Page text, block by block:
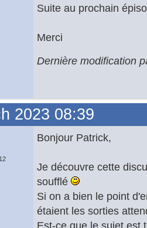
Suite au prochain
Merci
Dernière modification
2023 08:39
Bonjour Patrick,
Je découvre cette
soufflé
Si on a bien le point
étaient les sorties
Est-ce que le sujet est